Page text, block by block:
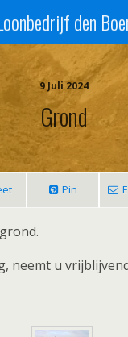
den
9 Juli 2024
Grond
Pin
neemt u